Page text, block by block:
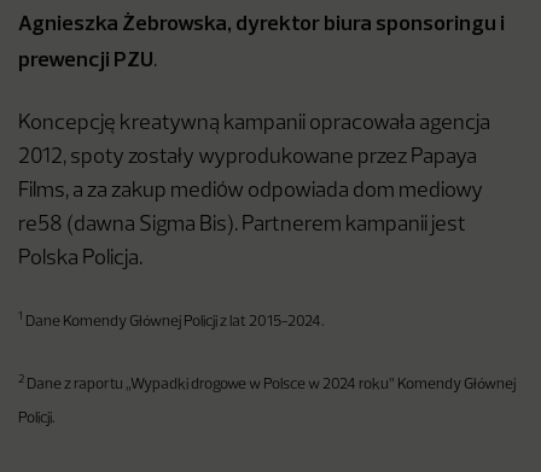
Agnieszka Żebrowska, dyrektor biura sponsoringu i
prewencji PZU.
Koncepcję kreatywną kampanii opracowała agencja
2012, spoty zostały wyprodukowane przez Papaya
Films, a za zakup mediów odpowiada dom mediowy
re58 (dawna Sigma Bis). Partnerem kampanii jest
Polska Policja.
1 Dane Komendy Głównej Policji z lat 2015-2024.
2 Dane z raportu „Wypadki drogowe w Polsce w 2024 roku” Komendy Głównej
Policji.